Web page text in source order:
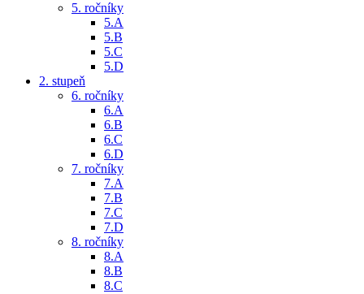
5. ročníky
5.A
5.B
5.C
5.D
2. stupeň
6. ročníky
6.A
6.B
6.C
6.D
7. ročníky
7.A
7.B
7.C
7.D
8. ročníky
8.A
8.B
8.C